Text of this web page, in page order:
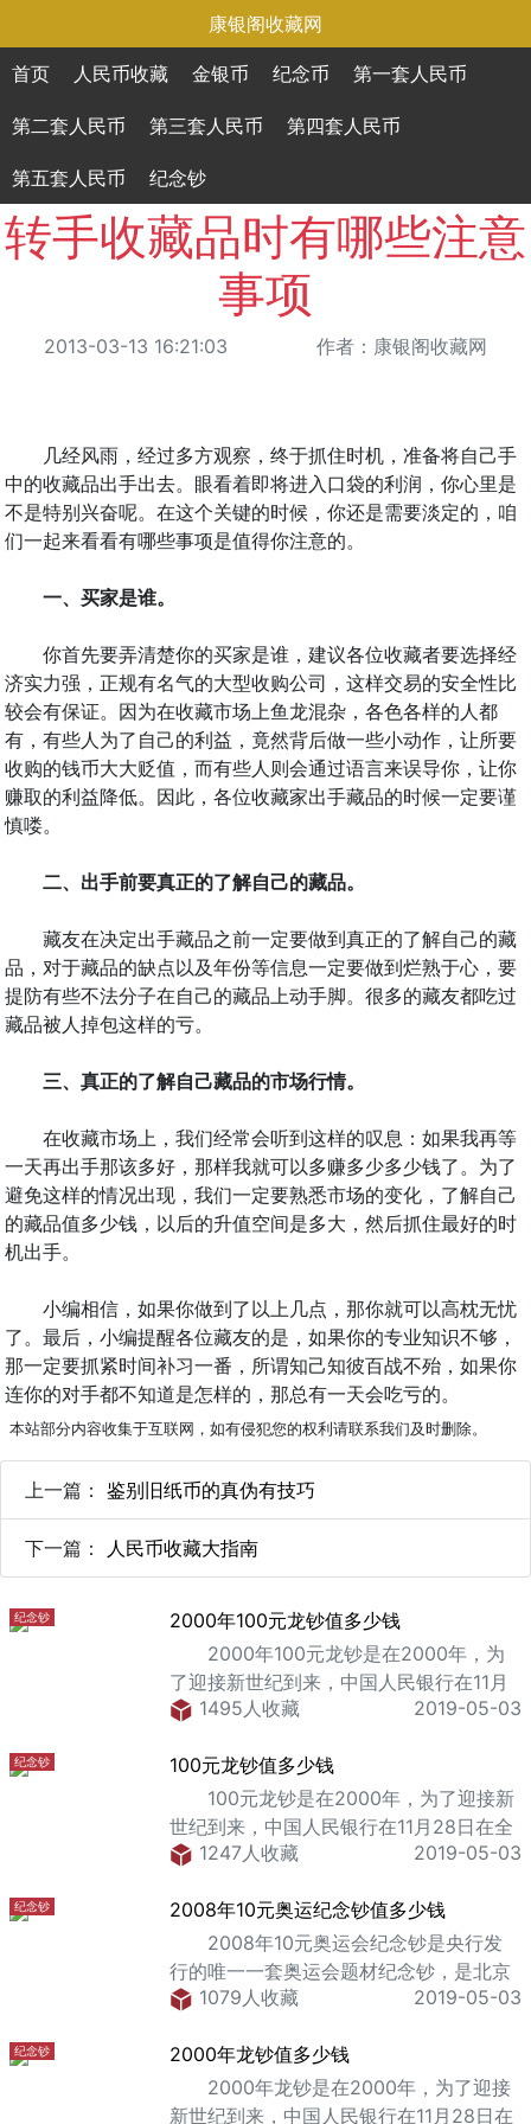
康银阁收藏网
首页 人民币收藏 金银币 纪念币 第一套人民币
第二套人民币 第三套人民币 第四套人民币
第五套人民币 纪念钞
转手收藏品时有哪些注意
事项
2013-03-13 16:21:03 作者：康银阁收藏网
几经风雨，经过多方观察，终于抓住时机，准备将自己手
中的收藏品出手出去。眼看着即将进入口袋的利润，你心里是
不是特别兴奋呢。在这个关键的时候，你还是需要淡定的，咱
们一起来看看有哪些事项是值得你注意的。
一、买家是谁。
你首先要弄清楚你的买家是谁，建议各位收藏者要选择经
济实力强，正规有名气的大型收购公司，这样交易的安全性比
较会有保证。因为在收藏市场上鱼龙混杂，各色各样的人都
有，有些人为了自己的利益，竟然背后做一些小动作，让所要
收购的钱币大大贬值，而有些人则会通过语言来误导你，让你
赚取的利益降低。因此，各位收藏家出手藏品的时候一定要谨
慎喽。
二、出手前要真正的了解自己的藏品。
藏友在决定出手藏品之前一定要做到真正的了解自己的藏
品，对于藏品的缺点以及年份等信息一定要做到烂熟于心，要
提防有些不法分子在自己的藏品上动手脚。很多的藏友都吃过
藏品被人掉包这样的亏。
三、真正的了解自己藏品的市场行情。
在收藏市场上，我们经常会听到这样的叹息：如果我再等
一天再出手那该多好，那样我就可以多赚多少多少钱了。为了
避免这样的情况出现，我们一定要熟悉市场的变化，了解自己
的藏品值多少钱，以后的升值空间是多大，然后抓住最好的时
机出手。
小编相信，如果你做到了以上几点，那你就可以高枕无忧
了。最后，小编提醒各位藏友的是，如果你的专业知识不够，
那一定要抓紧时间补习一番，所谓知己知彼百战不殆，如果你
连你的对手都不知道是怎样的，那总有一天会吃亏的。
本站部分内容收集于互联网，如有侵犯您的权利请联系我们及时删除。
上一篇： 鉴别旧纸币的真伪有技巧
下一篇： 人民币收藏大指南
纪念钞
2000年100元龙钞值多少钱
2000年100元龙钞是在2000年，为
了迎接新世纪到来，中国人民银行在11月
28日在全国发行的一套纪念钞，这一套纪
这一款2000年100元龙钞之所以现在的收
藏价格相对于之前的票面价格有大攀升，
主要是因为它的历史意义非常大，因为，
只有1000年，才有一个是世纪年。
气。在2000年100元龙钞的正面位置，是
一条栩
1495人收藏 2019-05-03
纪念钞
100元龙钞值多少钱
100元龙钞是在2000年，为了迎接新
世纪到来，中国人民银行在11月28日在全
国发行的一套纪念钞，这一套纪念钞，它
元龙钞之所以现在的收藏价格相对于之前
的票面价格有大攀升，主要是因为它的历
史意义非常大，因为，只有1000年，才有
一个是世纪年。 100元龙钞的整体票
置，是一条栩栩如生的以金黄色为主的
龙，在龙的上方位置
1247人收藏 2019-05-03
纪念钞
2008年10元奥运纪念钞值多少钱
2008年10元奥运会纪念钞是央行发
行的唯一一套奥运会题材纪念钞，是北京
奥运会永远的名片，在相当长一段时间内
种中发行量最小的品种。它的发行，从根
本上刺激了新一轮的国内收藏热，曝光度
极高，因此它的认知度也极高。 从目
1079人收藏 2019-05-03
纪念钞
2000年龙钞值多少钱
2000年龙钞是在2000年，为了迎接
新世纪到来，中国人民银行在11月28日在